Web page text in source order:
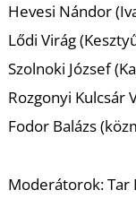
Hevesi Nándor
Lődi Virág
Szolnoki József
Rozgonyi Kulcsár
Fodor Balázs
Moderátorok: Tar